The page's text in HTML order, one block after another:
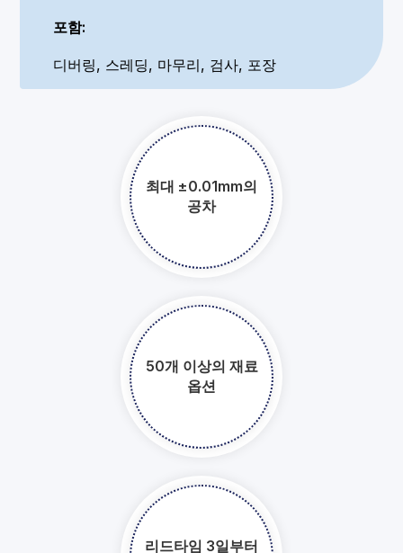
포함:
디버링, 스레딩, 마무리, 검사, 포장
최대 ±0.01mm의
공차​​​​​​​
50개 이상의 재료
옵션​​​​​​​
리드타임 3일부터